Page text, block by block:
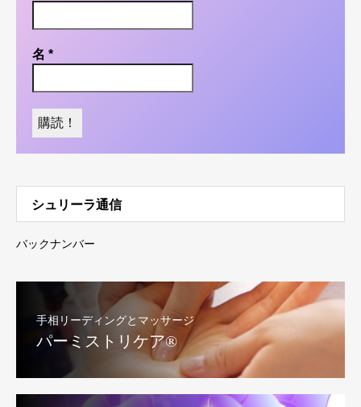
名 *
シュリーラ通信
バックナンバー
手相リーディングとマッサージ
パーミストリケア®︎